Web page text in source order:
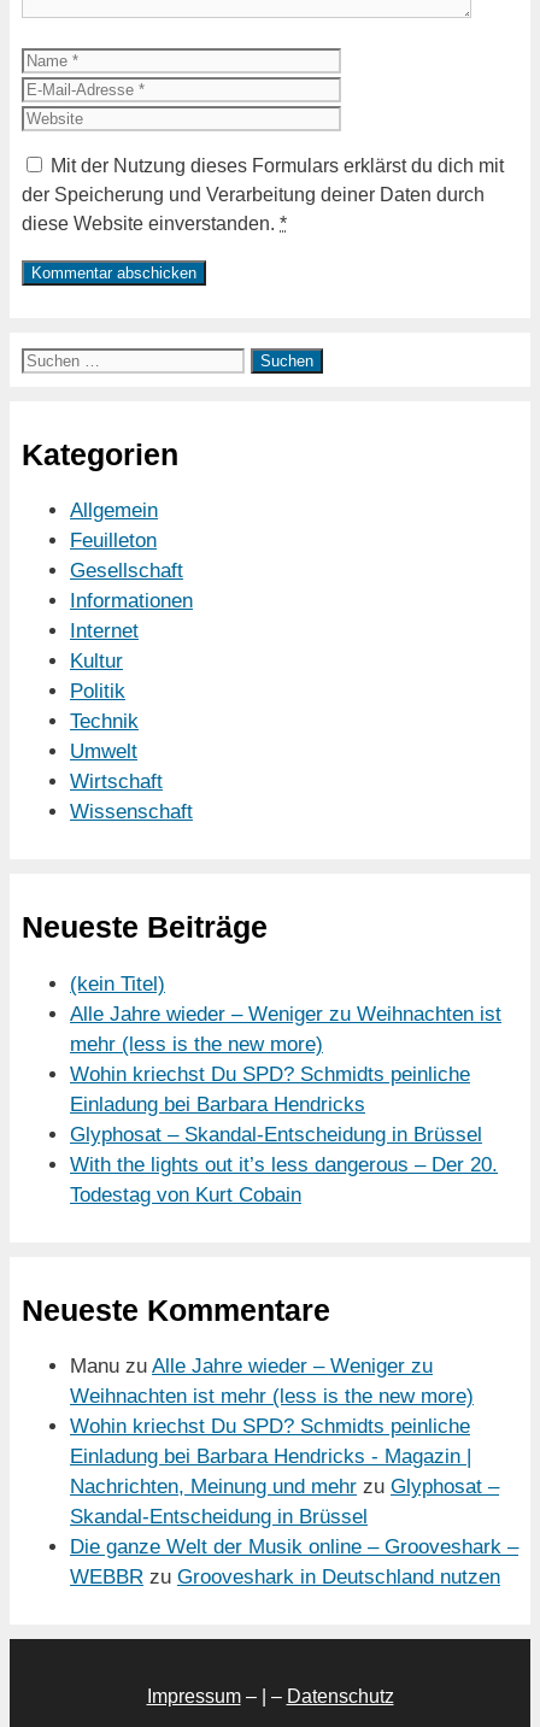
Name
Mit der Nutzung dieses Formulars erklärst du dich mit
der Speicherung und Verarbeitung deiner Daten durch
diese Website einverstanden. *
Suchen
Kategorien
Allgemein
Feuilleton
Gesellschaft
Informationen
Internet
Kultur
Politik
Technik
Umwelt
Wirtschaft
Wissenschaft
Neueste Beiträge
(kein Titel)
Alle Jahre wieder – Weniger zu Weihnachten ist
mehr (less is the new more)
Wohin kriechst Du SPD? Schmidts peinliche
Einladung bei Barbara Hendricks
Glyphosat – Skandal-Entscheidung in Brüssel
With the lights out it’s less dangerous – Der 20.
Todestag von Kurt Cobain
Neueste Kommentare
Manu zu Alle Jahre wieder – Weniger zu
Weihnachten ist mehr (less is the new more)
Wohin kriechst Du SPD? Schmidts peinliche
Einladung bei Barbara Hendricks - Magazin |
Nachrichten, Meinung und mehr zu Glyphosat –
Skandal-Entscheidung in Brüssel
Die ganze Welt der Musik online – Grooveshark –
WEBBR zu Grooveshark in Deutschland nutzen
Impressum– | – Datenschutz